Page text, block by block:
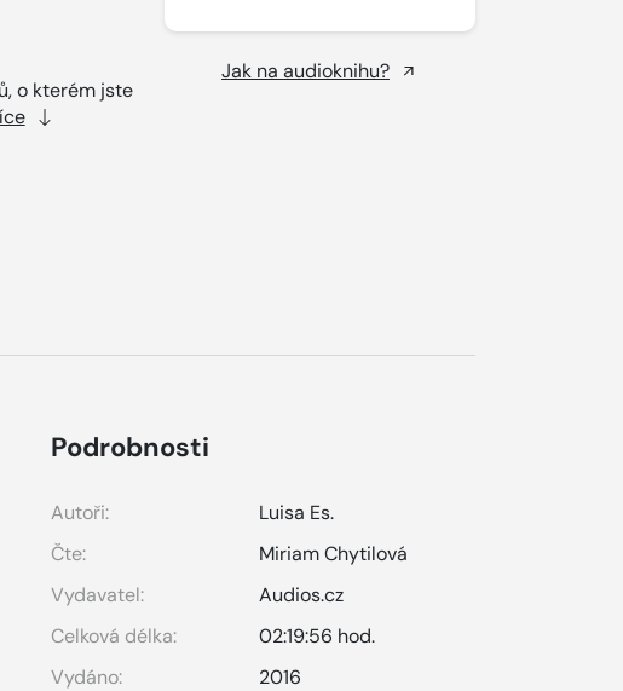
o kterém jste
Jak na audioknihu?
Podrobnosti
Autoři:
Luisa Es.
Čte:
Miriam Chytilová
Vydavatel:
Audios.cz
Celková délka:
02:19:56 hod.
Vydáno:
2016